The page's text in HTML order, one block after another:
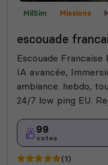
MilSim Missions
escouade
Escouade
IA avancée,
ambiance. hebdo,
24/7 low ping EU.
99
votes
(1)